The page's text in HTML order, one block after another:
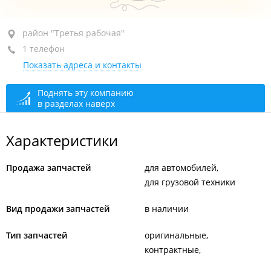
район "Третья рабочая", ул. Высокая, 27
+7 964 445-33-33
открыто: 10:00–17:00
район "Третья рабочая"
1 телефон
Показать адреса и контакты
Поднять эту компанию
в разделах наверх
Характеристики
Продажа запчастей
для автомобилей
для грузовой техники
Вид продажи запчастей в наличии
Тип запчастей
оригинальные
контрактные